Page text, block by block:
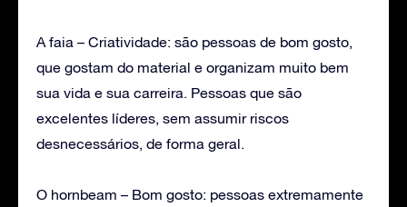
A faia – Criatividade: são pessoas de bom gosto,
que gostam do material e organizam muito bem
sua vida e sua carreira. Pessoas que são
excelentes líderes, sem assumir riscos
desnecessários, de forma geral.
O hornbeam – Bom gosto: pessoas extremamente